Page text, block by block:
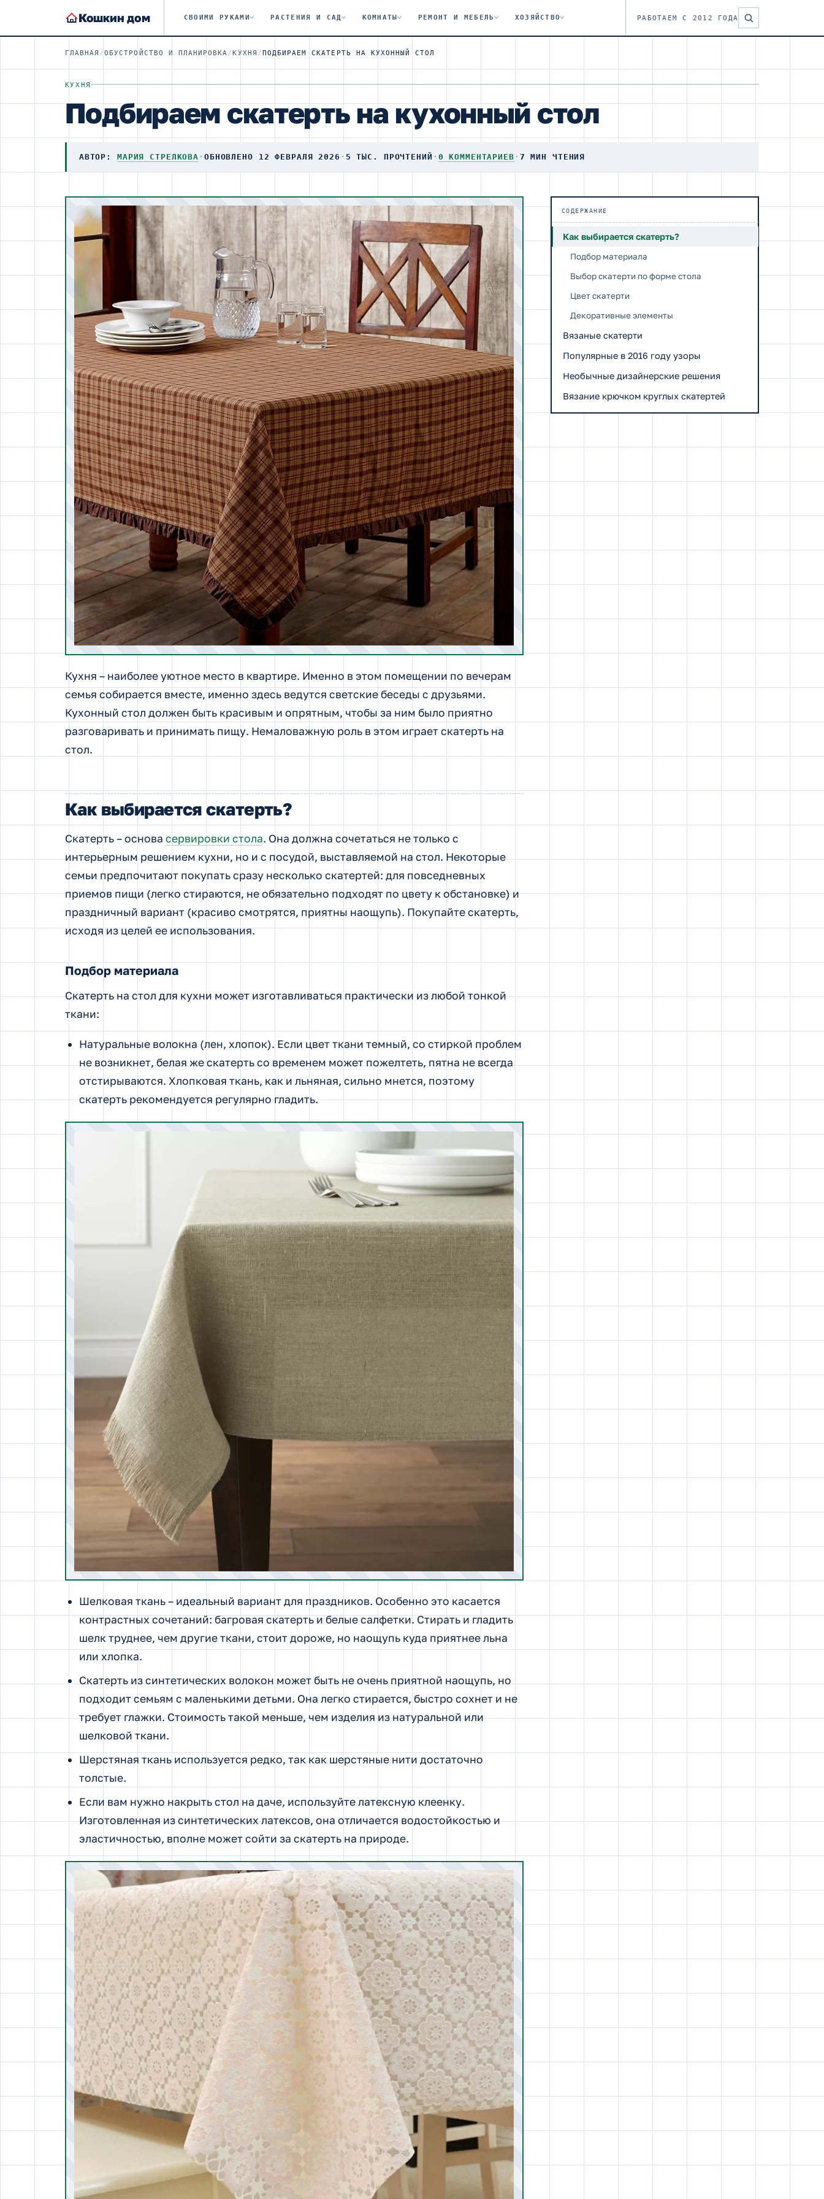
Кошкин дом СВОИМИ РУКАМИ РАСТЕНИЯ И САД КОМНАТЫ РЕМОНТ И МЕБЕЛЬ ХОЗЯЙСТВО РАБОТАЕМ С 2012 ГОДА
ГЛАВНАЯ /ОБУСТРОЙСТВО И ПЛАНИРОВКА /КУХНЯ /ПОДБИРАЕМ СКАТЕРТЬ НА КУХОННЫЙ СТОЛ
КУХНЯ
Подбираем скатерть на кухонный стол
АВТОР: МАРИЯ СТРЕЛКОВА · ОБНОВЛЕНО 12 ФЕВРАЛЯ 2026 · 5 ТЫС. ПРОЧТЕНИЙ · 0 КОММЕНТАРИЕВ · 7 МИН ЧТЕНИЯ
Кухня – наиболее уютное место в квартире. Именно в этом помещении по вечерам
семья собирается вместе, именно здесь ведутся светские беседы с друзьями.
Кухонный стол должен быть красивым и опрятным, чтобы за ним было приятно
разговаривать и принимать пищу. Немаловажную роль в этом играет скатерть на
стол.
Как выбирается скатерть?
Скатерть – основа сервировки стола. Она должна сочетаться не только с
интерьерным решением кухни, но и с посудой, выставляемой на стол. Некоторые
семьи предпочитают покупать сразу несколько скатертей: для повседневных
приемов пищи (легко стираются, не обязательно подходят по цвету к обстановке) и
праздничный вариант (красиво смотрятся, приятны наощупь). Покупайте скатерть,
исходя из целей ее использования.
Подбор материала
Скатерть на стол для кухни может изготавливаться практически из любой тонкой
ткани:
Натуральные волокна (лен, хлопок). Если цвет ткани темный, со стиркой проблем
не возникнет, белая же скатерть со временем может пожелтеть, пятна не всегда
отстирываются. Хлопковая ткань, как и льняная, сильно мнется, поэтому
скатерть рекомендуется регулярно гладить.
Шелковая ткань – идеальный вариант для праздников. Особенно это касается
контрастных сочетаний: багровая скатерть и белые салфетки. Стирать и гладить
шелк труднее, чем другие ткани, стоит дороже, но наощупь куда приятнее льна
или хлопка.
Скатерть из синтетических волокон может быть не очень приятной наощупь, но
подходит семьям с маленькими детьми. Она легко стирается, быстро сохнет и не
требует глажки. Стоимость такой меньше, чем изделия из натуральной или
шелковой ткани.
Шерстяная ткань используется редко, так как шерстяные нити достаточно
толстые.
Если вам нужно накрыть стол на даче, используйте латексную клеенку.
Изготовленная из синтетических латексов, она отличается водостойкостью и
эластичностью, вполне может сойти за скатерть на природе.
СОДЕРЖАНИЕ
Как выбирается скатерть?
Подбор материала
Выбор скатерти по форме стола
Цвет скатерти
Декоративные элементы
Вязаные скатерти
Популярные в 2016 году узоры
Необычные дизайнерские решения
Вязание крючком круглых скатертей